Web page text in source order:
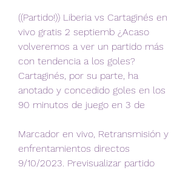
((Partido!)) Liberia vs Cartaginés en
vivo gratis 2 septiemb ¿Acaso
volveremos a ver un partido más
con tendencia a los goles?
Cartaginés, por su parte, ha
anotado y concedido goles en los
90 minutos de juego en 3 de
Marcador en vivo, Retransmisión y
enfrentamientos directos
9/10/2023. Previsualizar partido